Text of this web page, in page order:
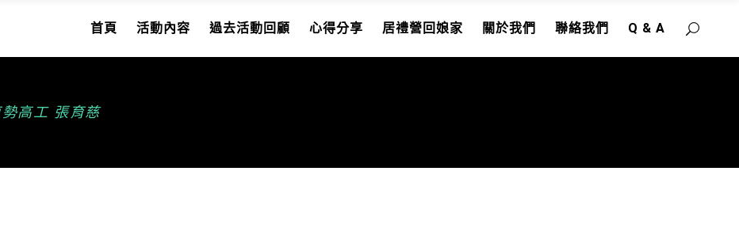
首頁 活動內容 過去活動回顧 心得分享 居禮營回娘家 關於我們 聯絡我們 Q & A
高工 張育慈